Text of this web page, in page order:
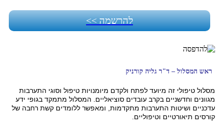
להרשמה >>
ראש המסלול – ד"ר גליה קורניק
מסלול טיפולי זה מיועד לפתח ולקדם מיומנויות טיפול וסוגי התערבות
מגוונים וחדשניים בקרב עובדים סוציאליים. המסלול מתמקד בגופי ידע
עדכניים ושיטות התערבות מתקדמות, ומאפשר ללומדים קשת רחבה של
קורסים תיאורטיים וטיפוליים.